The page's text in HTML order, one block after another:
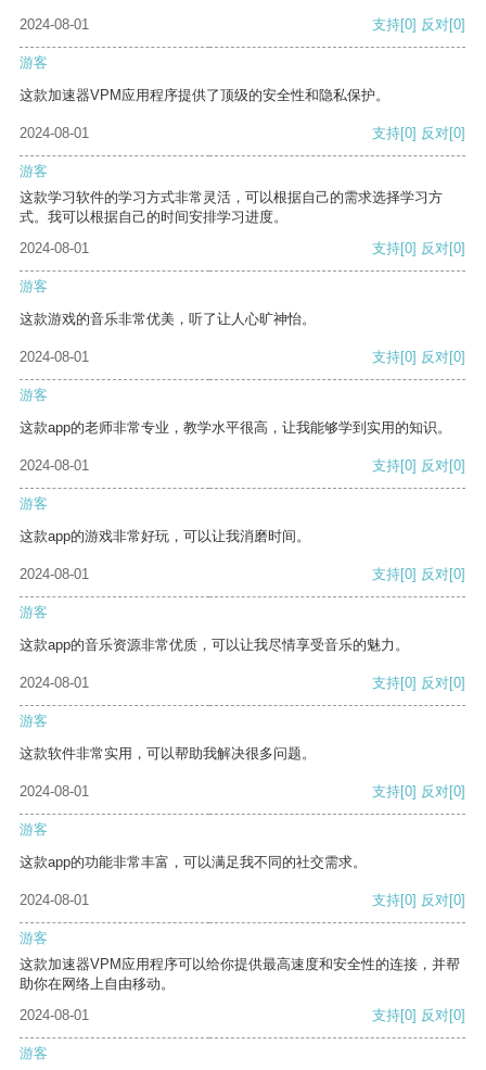
2024-08-01 支持[0] 反对[0]
游客
这款加速器VPM应用程序提供了顶级的安全性和隐私保护。
2024-08-01 支持[0] 反对[0]
游客
这款学习软件的学习方式非常灵活，可以根据自己的需求选择学习方
式。我可以根据自己的时间安排学习进度。
2024-08-01
支持[0] 反对[0]
游客
这款游戏的音乐非常优美，听了让人心旷神怡。
2024-08-01 支持[0] 反对[0]
游客
这款app的老师非常专业，教学水平很高，让我能够学到实用的知识。
2024-08-01 支持[0] 反对[0]
游客
这款app的游戏非常好玩，可以让我消磨时间。
2024-08-01 支持[0] 反对[0]
游客
这款app的音乐资源非常优质，可以让我尽情享受音乐的魅力。
2024-08-01 支持[0] 反对[0]
游客
这款软件非常实用，可以帮助我解决很多问题。
2024-08-01 支持[0] 反对[0]
游客
这款app的功能非常丰富，可以满足我不同的社交需求。
2024-08-01 支持[0] 反对[0]
游客
这款加速器VPM应用程序可以给你提供最高速度和安全性的连接，并帮
助你在网络上自由移动。
2024-08-01
支持[0] 反对[0]
游客